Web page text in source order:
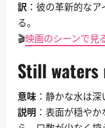
訳 ：彼の革新的な
る。
🎬映画のシーンで見
Still waters
意味 ：静かな水は
説明 ：表面が穏や